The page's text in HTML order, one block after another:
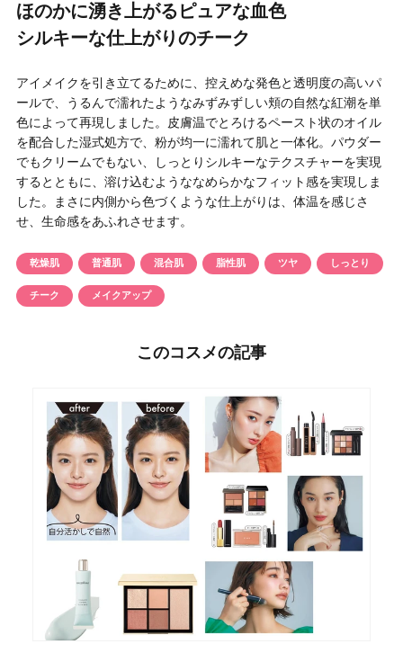
ほのかに湧き上がるピュアな血色
シルキーな仕上がりのチーク
アイメイクを引き立てるために、控えめな発色と透明度の高いパ
ールで、うるんで濡れたようなみずみずしい頬の自然な紅潮を単
色によって再現しました。皮膚温でとろけるペースト状のオイル
を配合した湿式処方で、粉が均一に濡れて肌と一体化。パウダー
でもクリームでもない、しっとりシルキーなテクスチャーを実現
するとともに、溶け込むようななめらかなフィット感を実現しま
した。まさに内側から色づくような仕上がりは、体温を感じさ
せ、生命感をあふれさせます。
乾燥肌 普通肌 混合肌 脂性肌 ツヤ しっとり
チーク メイクアップ
このコスメの記事